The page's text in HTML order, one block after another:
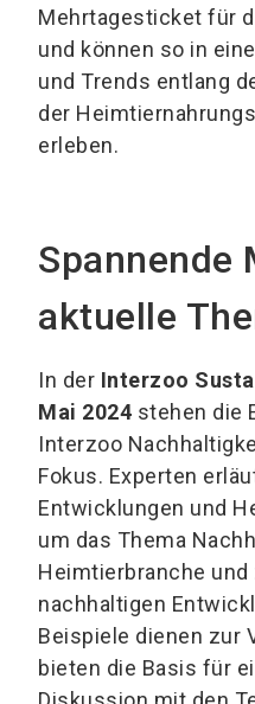
Mehrtagesticket für
und können so in
und Trends entlang
der
erleben.
Spannende
aktuelle
In der Interzoo
Mai 2024 stehen die
Interzoo
Fokus. Experten
Entwicklungen und
um das Thema
Heimtierbranche
nachhaltigen
Beispiele dienen zur
bieten die Basis für